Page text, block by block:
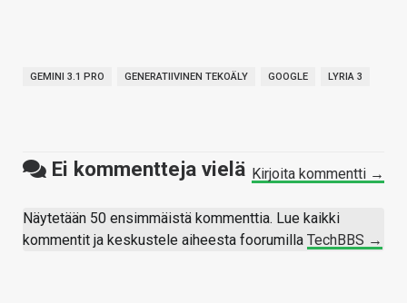
GEMINI 3.1 PRO GENERATIIVINEN TEKOÄLY GOOGLE LYRIA 3
Ei kommentteja vielä Kirjoita kommentti →
Näytetään 50 ensimmäistä kommenttia. Lue kaikki
kommentit ja keskustele aiheesta foorumilla TechBBS →